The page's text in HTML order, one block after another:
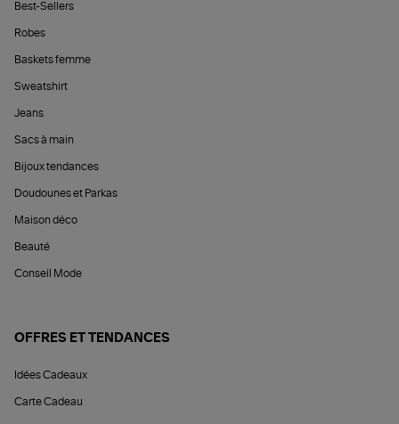
Best-Sellers
Robes
Baskets femme
Sweatshirt
Jeans
Sacs à main
Bijoux tendances
Doudounes et Parkas
Maison déco
Beauté
Conseil Mode
OFFRES ET TENDANCES
Idées Cadeaux
Carte Cadeau